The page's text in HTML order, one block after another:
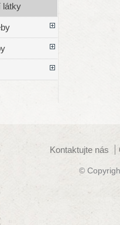
látky
Kontaktujte nás
©